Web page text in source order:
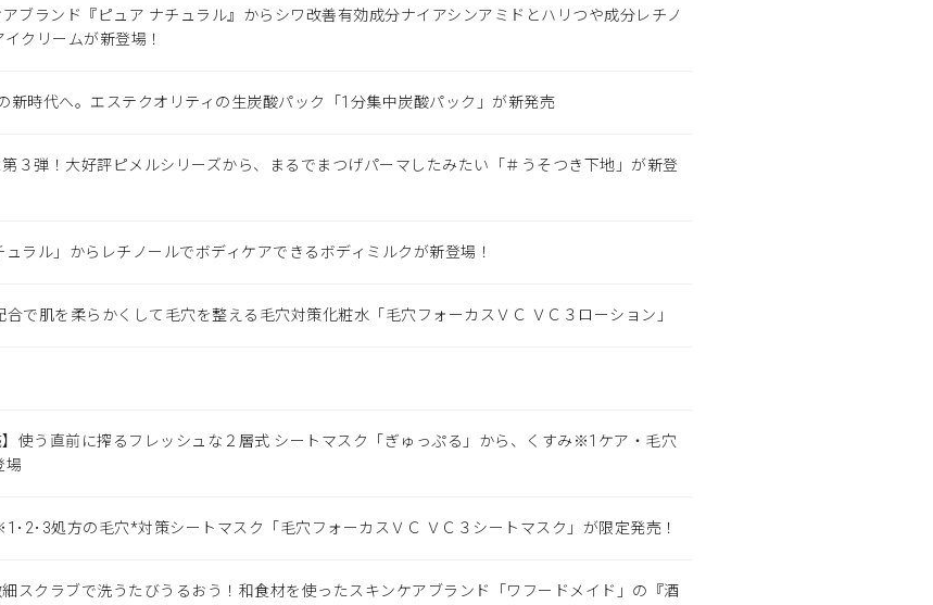
ブランド『ピュア ナチュラル』からシワ改善有効成分ナイアシンアミドとハリつや成分レチノ
クリームが新登場！
新時代へ。エステクオリティの生炭酸パック「1分集中炭酸パック」が新発売
３弾！大好評ピメルシリーズから、まるでまつげパーマしたみたい「＃うそつき下地」が新登
ュラル」からレチノールでボディケアできるボディミルクが新登場！
合で肌を柔らかくして毛穴を整える毛穴対策化粧水「毛穴フォーカスＶＣ ＶＣ３ローション」
】使う直前に搾るフレッシュな２層式 シートマスク「ぎゅっぷる」から、くすみ※1ケア・毛穴
場
･2･3処方の毛穴*対策シートマスク「毛穴フォーカスＶＣ ＶＣ３シートマスク」が限定発売！
スクラブで洗うたびうるおう！和食材を使ったスキンケアブランド「ワフードメイド」の『酒